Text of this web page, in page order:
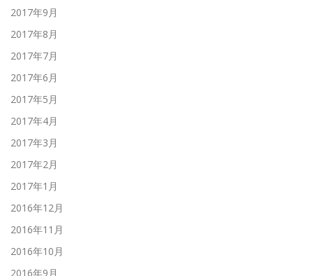
2017年9月
2017年8月
2017年7月
2017年6月
2017年5月
2017年4月
2017年3月
2017年2月
2017年1月
2016年12月
2016年11月
2016年10月
2016年9月